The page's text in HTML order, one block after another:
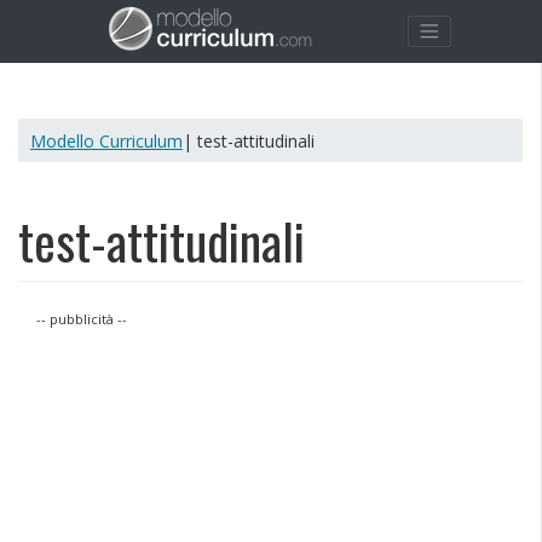
Modello Curriculum | test-attitudinali
test-attitudinali
-- pubblicità --